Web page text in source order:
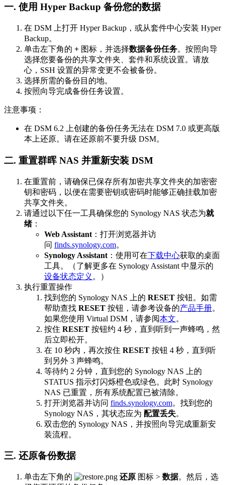
一. 使用 Hyper Backup 备份您的数据
在 DSM 上打开 Hyper Backup，或从套件中心安装 Hyper
Backup。
单击左下角的 + 图标，并选择数据备份任务。按照向导
选择您要备份的共享文件夹、套件和系统设置。请放
心，SSH 设置的异常变更不会被备份。
选择所需的备份目的地。
按照向导完成备份任务设置。
注意事项：
在 DSM 6.2 上创建的备份任务无法在 DSM 7.0 或更高版
本上还原。请在还原前不要升级 DSM。
二. 重置群晖 NAS 并重新安装 DSM
在重置前，请确保已保存所有加密共享文件夹的加密密
钥和密码，以便在需要密钥或密码时能够正确挂载加密
共享文件夹。
请通过以下任一工具确保您的 Synology NAS 状态为就
绪：
Web Assistant ：打开浏览器并访
问 finds.synology.com。
Synology Assistant ：使用可在下载中心获取的桌面
工具。（了解更多在 Synology Assistant 中显示的
设备状态定义 。）
执行重置操作
找到您的 Synology NAS 上的 RESET 按钮。如需
帮助查找 RESET 按钮，请参考设备的产品手册。
如果您使用 Virtual DSM，请参阅本文。
按住 RESET 按钮约 4 秒，直到听到一声蜂鸣，然
后立即松开。
在 10 秒内，再次按住 RESET 按钮 4 秒，直到听
到另外 3 声蜂鸣。
等待约 2 分钟，直到您的 Synology NAS 上的
STATUS 指示灯闪烁橙色或绿色。此时 Synology
NAS 已重置，所有系统配置已被清除。
打开浏览器并访问 finds.synology.com。找到您的
Synology NAS，其状态应为 配置丢失。
双击您的 Synology NAS，并按照向导完成重新安
装流程。
三. 还原备份数据
单击左下角的 还原 图标 > 数据。然后，选